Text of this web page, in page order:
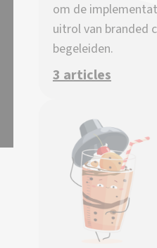
om de
uitrol van branded
begeleiden.
3 articles